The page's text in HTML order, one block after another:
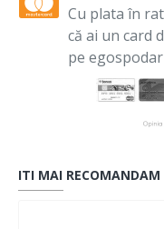
Cu plata în
că ai un card
pe
ITI MAI RECOMANDAM